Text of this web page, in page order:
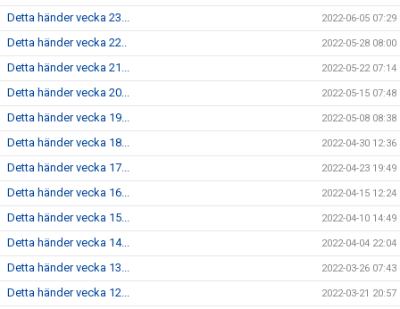
Detta händer vecka 23... 2022-06-05 07:29
Detta händer vecka 22.. 2022-05-28 08:00
Detta händer vecka 21... 2022-05-22 07:14
Detta händer vecka 20... 2022-05-15 07:48
Detta händer vecka 19... 2022-05-08 08:38
Detta händer vecka 18... 2022-04-30 12:36
Detta händer vecka 17... 2022-04-23 19:49
Detta händer vecka 16... 2022-04-15 12:24
Detta händer vecka 15... 2022-04-10 14:49
Detta händer vecka 14... 2022-04-04 22:04
Detta händer vecka 13... 2022-03-26 07:43
Detta händer vecka 12... 2022-03-21 20:57